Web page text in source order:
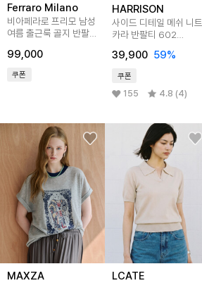
Ferraro Milano
비아페라로 프리모 남성
여름 출근룩 골지 반팔
(AMEGTTP20131)
99,000
쿠폰
HARRISON
사이드 디테일 메쉬 니트
카라 반팔티 602
39,900 59%
쿠폰
155 4.8 (4)
MAXZA LCATE